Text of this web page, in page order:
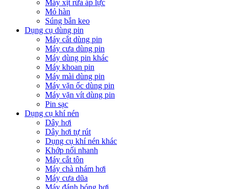
Máy xịt rửa áp lực
Mỏ hàn
Súng bắn keo
Dụng cụ dùng pin
Máy cắt dùng pin
Máy cưa dùng pin
Máy dùng pin khác
Máy khoan pin
Máy mài dùng pin
Máy vặn ốc dùng pin
Máy vặn vít dùng pin
Pin sạc
Dụng cụ khí nén
Dây hơi
Dây hơi tự rút
Dụng cụ khí nén khác
Khớp nối nhanh
Máy cắt tôn
Máy chà nhám hơi
Máy cưa dũa
Máy đánh bóng hơi